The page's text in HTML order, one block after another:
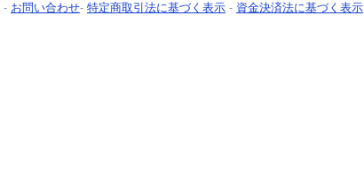
- お問い合わせ- 特定商取引法に基づく表示 - 資金決済法に基づく表示